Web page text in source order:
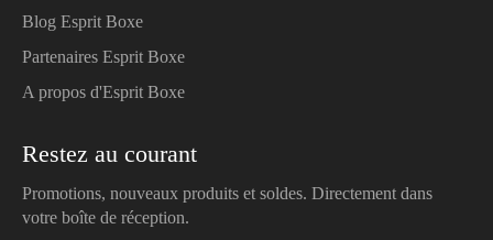
Blog Esprit Boxe
Partenaires Esprit Boxe
A propos d'Esprit Boxe
Restez au courant
Promotions, nouveaux produits et soldes. Directement dans
votre boîte de réception.